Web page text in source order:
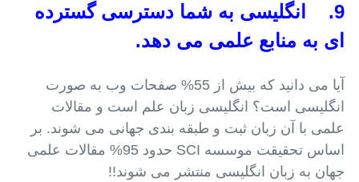
9. انگلیسی به شما دسترسی گسترده
ای به منابع علمی می دهد.
آیا می دانید که بیش از 55% صفحات وب به صورت
انگلیسی است؟ انگلیسی زبان علم است و مقالات
علمی با آن زبان ثبت و طبقه بندی جهانی می شوند. بر
اساس تحقیقت موسسه SCI حدود 95% مقالات علمی
جهان به زبان انگلیسی منتشر می شوند!!